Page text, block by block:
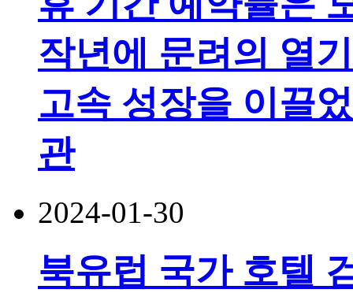
작년에 문려의 열
고속 성장을 이끌
관
2024-01-30
북유럽 국가 호텔